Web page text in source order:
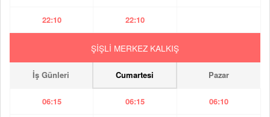
22:10 22:10
ŞİŞLİ MERKEZ KALKIŞ
İş Günleri Cumartesi Pazar
06:15 06:15 06:10